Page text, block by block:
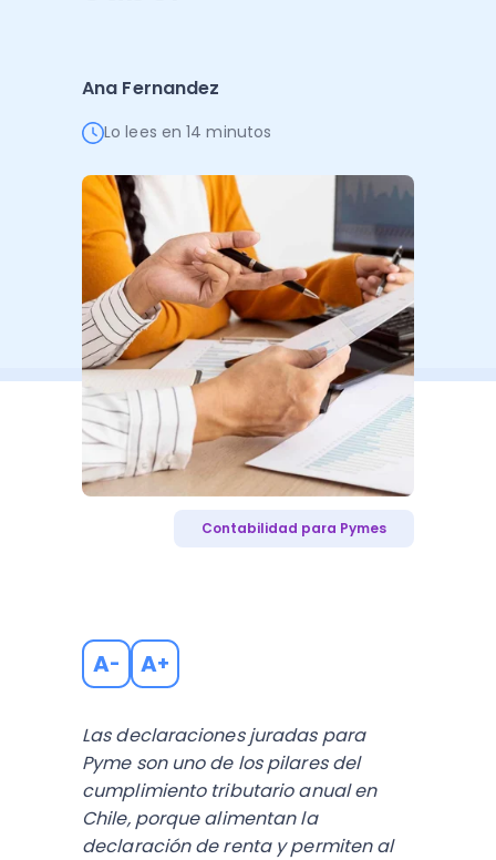
Ver todo
Ver TodoAna Fernandez
Lo lees en 14 minutos
Contabilidad para Pymes
A- A+
Las declaraciones juradas para
Pyme son uno de los pilares del
cumplimiento tributario anual en
Chile, porque alimentan la
declaración de renta y permiten al